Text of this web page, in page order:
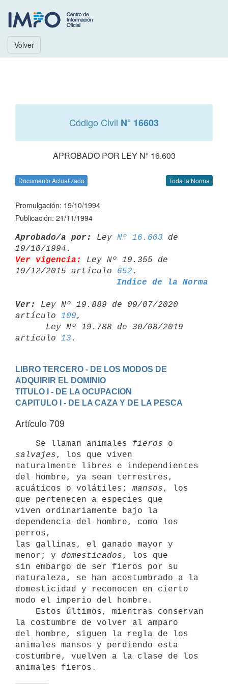
Volver
Código Civil N° 16603
APROBADO POR LEY Nº 16.603
Documento Actualizado Toda la Norma
Promulgación: 19/10/1994
Publicación: 21/11/1994
Aprobado/a por: Ley Nº 16.603 de
Ver vigencia:
Ley Nº 19.355 de
19/12/2015 artículo 652
Indice de la Norma
Ver:
Ley Nº 19.889 de 09/07/2020
artículo 109,
artículo 13
LIBRO TERCERO - DE LOS MODOS DE
ADQUIRIR EL DOMINIO
TITULO I - DE LA OCUPACION
CAPITULO I - DE LA CAZA Y DE LA PESCA
Artículo 709
    Se llaman animales
fieros
salvajes, los que viven
naturalmente libres e independientes
del hombre, ya sean terrestres,
acuáticos o volátiles; mansos, los
que pertenecen a especies que
viven ordinariamente bajo la
dependencia del hombre, como los
perros,
las gallinas, el ganado mayor y
menor; y domesticados, los que
sin embargo de ser fieros por su
naturaleza, se han acostumbrado a la
domesticidad y reconocen en cierto
modo el imperio del hombre.
la costumbre de volver al amparo
del hombre, siguen la regla de los
animales mansos y perdiendo esta
costumbre, vuelven a la clase de los